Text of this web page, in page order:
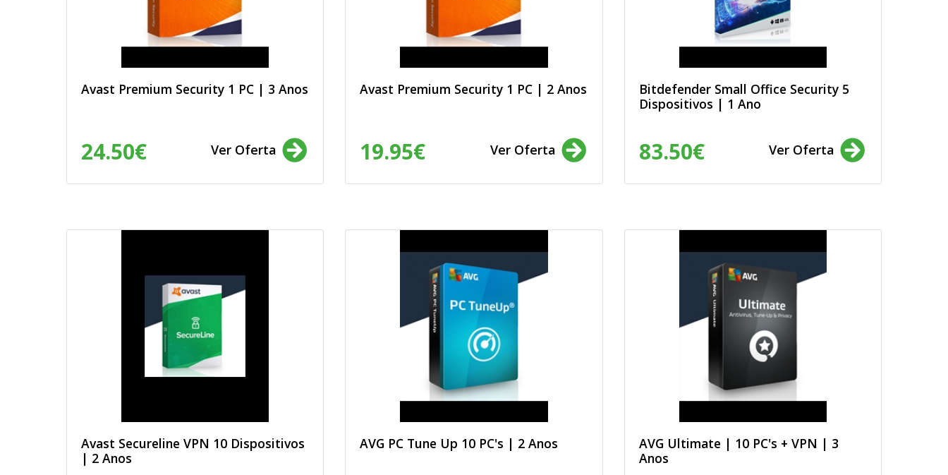
Avast Premium Security 1 PC | 3 Anos
24.50€ Ver Oferta
Avast Premium Security 1 PC | 2 Anos
19.95€ Ver Oferta
Bitdefender Small Office Security 5
Dispositivos | 1 Ano
83.50€ Ver Oferta
Avast Secureline VPN 10 Dispositivos
| 2 Anos
AVG PC Tune Up 10 PC's | 2 Anos
AVG Ultimate | 10 PC's + VPN | 3
Anos